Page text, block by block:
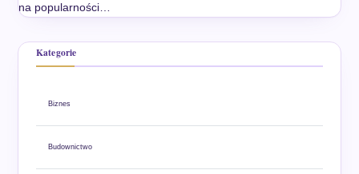
na popularności…
Kategorie
Biznes
Budownictwo